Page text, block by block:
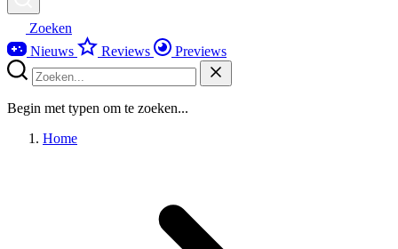
Zoeken
Nieuws
Reviews Previews
Begin met typen om te zoeken...
Home